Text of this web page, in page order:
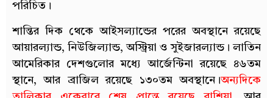
পরিচিত।
শান্তির দিক থেকে আইসল্যান্ডের পরের অবস্থানে রয়েছে
আয়ারল্যান্ড, নিউজিল্যান্ড, অস্ট্রিয়া ও সুইজারল্যান্ড। লাতিন
আমেরিকার দেশগুলোর মধ্যে আর্জেন্টিনা রয়েছে ৪৬তম
স্থানে, আর ব্রাজিল রয়েছে ১৩০তম অবস্থানে।অন্যদিকে